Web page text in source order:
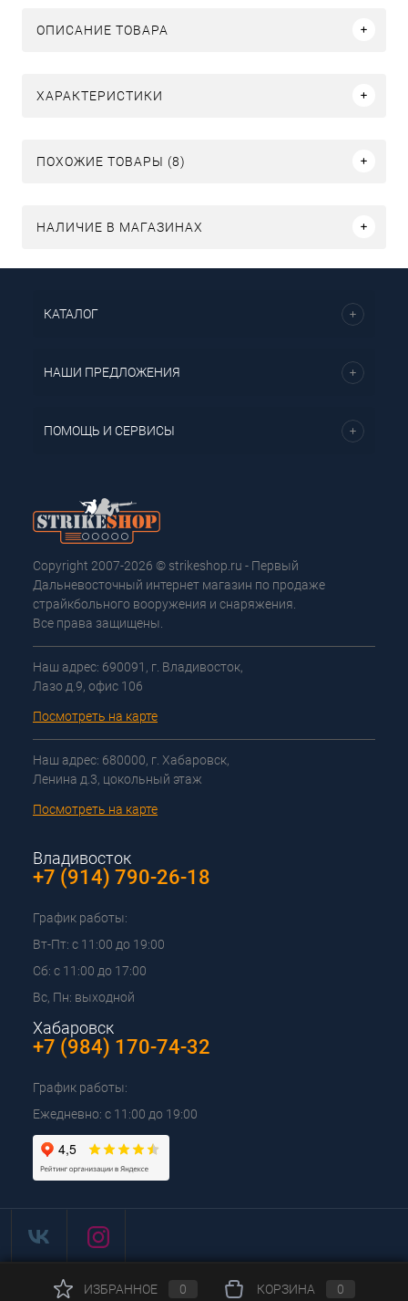
ОПИСАНИЕ ТОВАРА
ХАРАКТЕРИСТИКИ
ПОХОЖИЕ ТОВАРЫ (8)
НАЛИЧИЕ В МАГАЗИНАХ
КАТАЛОГ
НАШИ ПРЕДЛОЖЕНИЯ
ПОМОЩЬ И СЕРВИСЫ
Copyright 2007-2026 © strikeshop.ru - Первый
Дальневосточный интернет магазин по продаже
страйкбольного вооружения и снаряжения.
Все права защищены.
Наш адрес: 690091, г. Владивосток,
Лазо д.9, офис 106
Посмотреть на карте
Наш адрес: 680000, г. Хабаровск,
Ленина д.3, цокольный этаж
Посмотреть на карте
Владивосток
+7 (914) 790-26-18
График работы:
Вт-Пт: с 11:00 до 19:00
Сб: с 11:00 до 17:00
Вс, Пн: выходной
Хабаровск
+7 (984) 170-74-32
График работы:
Ежедневно: с 11:00 до 19:00
ИЗБРАННОЕ 0 КОРЗИНА 0